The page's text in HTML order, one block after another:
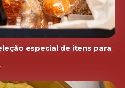
especial de itens para